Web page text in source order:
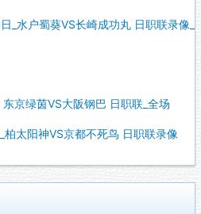
_水户蜀葵VS长崎成功丸 日职联录像_
京绿茵VS大阪钢巴 日职联_全场
太阳神VS京都不死鸟 日职联录像